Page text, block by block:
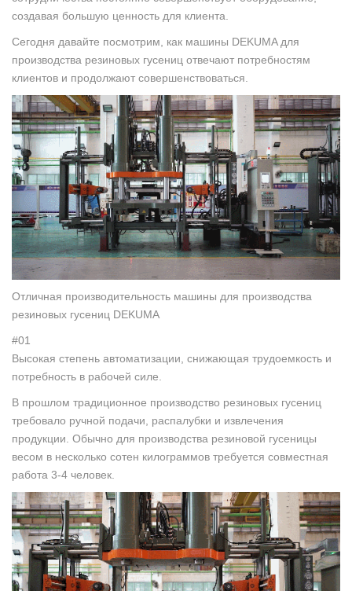
создавая большую ценность для клиента.
Сегодня давайте посмотрим, как машины DEKUMA для
производства резиновых гусениц отвечают потребностям
клиентов и продолжают совершенствоваться.
Отличная производительность машины для производства
резиновых гусениц DEKUMA
#01
Высокая степень автоматизации, снижающая трудоемкость и
потребность в рабочей силе.
В прошлом традиционное производство резиновых гусениц
требовало ручной подачи, распалубки и извлечения
продукции. Обычно для производства резиновой гусеницы
весом в несколько сотен килограммов требуется совместная
работа 3-4 человек.